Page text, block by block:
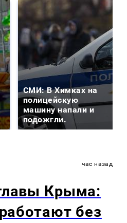
СМИ: В Химках на
полицейскую
машину напали и
подожгли.
час назад
Крыма:
без